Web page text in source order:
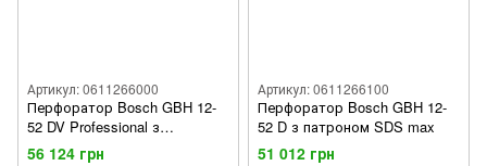
Артикул: 0611266000
Перфоратор Bosch GBH 12-
52 DV Professional з
патроном SDS max
56 124 грн
Артикул: 0611266100
Перфоратор Bosch GBH 12-
52 D з патроном SDS max
51 012 грн